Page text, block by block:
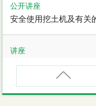
电动车维修安全课程
公开讲座
安全使用挖土机及有关
讲座
职业健康大奬2026-27
讲座